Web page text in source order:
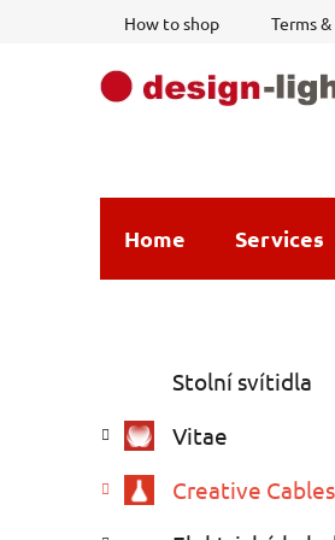
How to shop Terms
Home Services
d
b
categories
e
o
Stolní svítidla
Vitae
Creative Cables